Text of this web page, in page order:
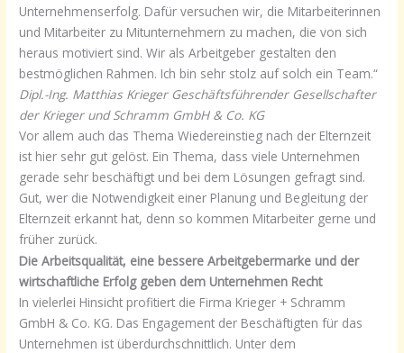
Unternehmenserfolg. Dafür versuchen wir, die Mitarbeiterinnen
und Mitarbeiter zu Mitunternehmern zu machen, die von sich
heraus motiviert sind. Wir als Arbeitgeber gestalten den
bestmöglichen Rahmen. Ich bin sehr stolz auf solch ein Team.“
Dipl.-Ing. Matthias Krieger Geschäftsführender Gesellschafter
der Krieger und Schramm GmbH & Co. KG
Vor allem auch das Thema Wiedereinstieg nach der Elternzeit
ist hier sehr gut gelöst. Ein Thema, dass viele Unternehmen
gerade sehr beschäftigt und bei dem Lösungen gefragt sind.
Gut, wer die Notwendigkeit einer Planung und Begleitung der
Elternzeit erkannt hat, denn so kommen Mitarbeiter gerne und
früher zurück.
Die Arbeitsqualität, eine bessere Arbeitgebermarke und der
wirtschaftliche Erfolg geben dem Unternehmen Recht
In vielerlei Hinsicht profitiert die Firma Krieger + Schramm
GmbH & Co. KG. Das Engagement der Beschäftigten für das
Unternehmen ist überdurchschnittlich. Unter dem